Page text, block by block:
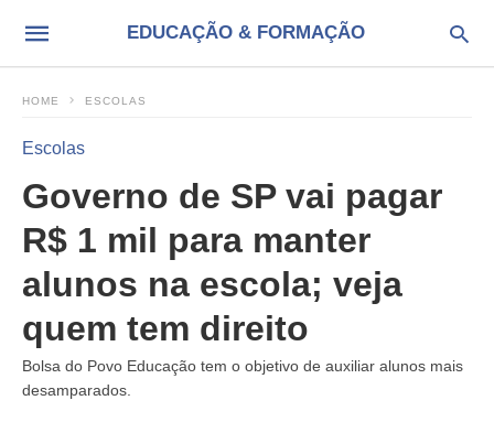
EDUCAÇÃO & FORMAÇÃO
HOME ESCOLAS
Escolas
Governo de SP vai pagar
R$ 1 mil para manter
alunos na escola; veja
quem tem direito
Bolsa do Povo Educação tem o objetivo de auxiliar alunos mais
desamparados.